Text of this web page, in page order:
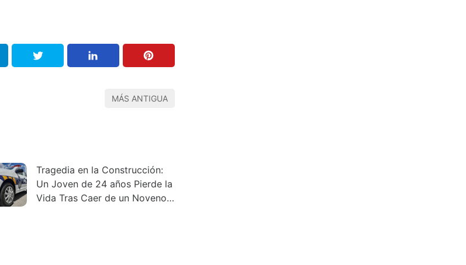
MÁS ANTIGUA
Tragedia en la Construcción:
Un Joven de 24 años Pierde la
Vida Tras Caer de un Noveno